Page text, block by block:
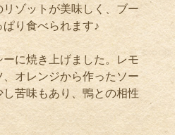
ゾットが美味しく、ブー
り食べられます♪
に焼き上げました。レモ
オレンジから作ったソー
苦味もあり、鴨との相性